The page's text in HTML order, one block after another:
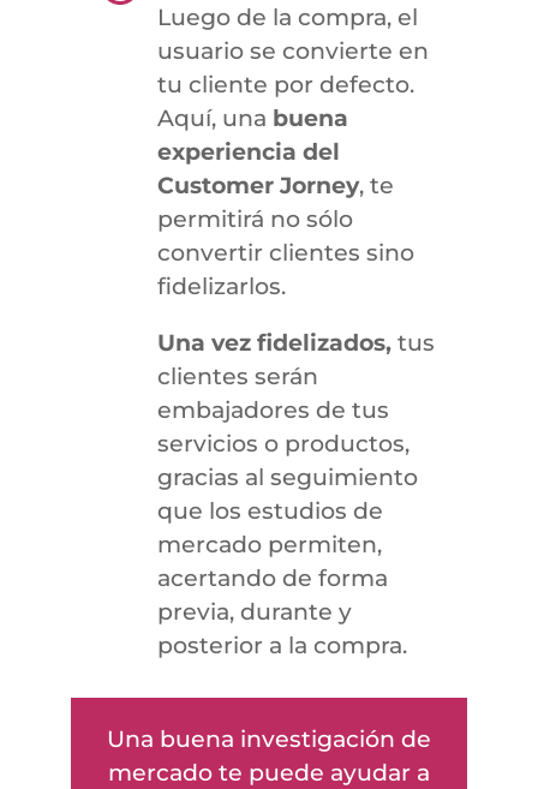
Luego de la compra, el
usuario se convierte en
tu cliente por defecto.
Aquí, una buena
experiencia del
Customer Jorney, te
permitirá no sólo
convertir clientes sino
fidelizarlos.
Una vez fidelizados, tus
clientes serán
embajadores de tus
servicios o productos,
gracias al seguimiento
que los estudios de
mercado permiten,
acertando de forma
previa, durante y
posterior a la compra.
Una buena investigación de
mercado te puede ayudar a